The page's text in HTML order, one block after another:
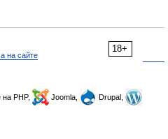
18+
на сайте
на PHP, Joomla,
Drupal,